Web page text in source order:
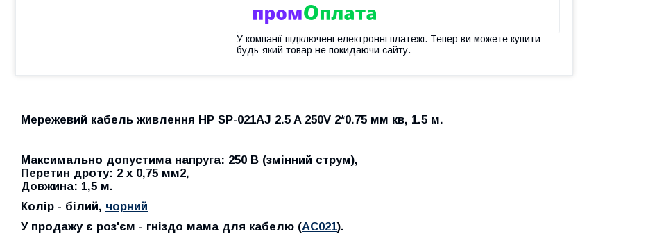
У компанії підключені електронні платежі. Тепер ви можете купити
будь-який товар не покидаючи сайту.
Мережевий кабель живлення HP SP-021AJ 2.5 A 250V 2*0.75 мм кв, 1.5 м.
Максимально допустима напруга: 250 В (змінний струм),
Перетин дроту: 2 x 0,75 мм2,
Довжина: 1,5 м.
Колір - білий, чорний
У продажу є роз'єм - гніздо мама для кабелю (AC021).